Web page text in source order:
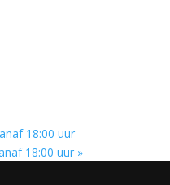
18:00 uur
18:00 uur »